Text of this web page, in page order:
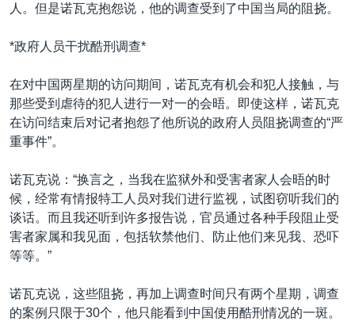
航
转
检
索
中东
欧洲
美洲
全球议题
人权·法律·宗教
科教·文娱·体健
劳工
环境
热点专题
白宫要闻
美中关系
美国建国250周年
美国之音专访
重要讲话与声明
台海两岸关系
关注西藏
VOA视频
中文广播
关注我们
其他语言网站
人。但是诺瓦克抱怨说，他的调查受到了中国当局的阻挠。
*政府人员干扰酷刑调查*
在对中国两星期的访问期间，诺瓦克有机会和犯人接触，与
那些受到虐待的犯人进行一对一的会晤。即使这样，诺瓦克
在访问结束后对记者抱怨了他所说的政府人员阻挠调查的“严
重事件”。
诺瓦克说：“换言之，当我在监狱外和受害者家人会晤的时
候，经常有情报特工人员对我们进行监视，试图窃听我们的
谈话。而且我还听到许多报告说，官员通过各种手段阻止受
害者家属和我见面，包括软禁他们、防止他们来见我、恐吓
等等。”
诺瓦克说，这些阻挠，再加上调查时间只有两个星期，调查
的案例只限于30个，他只能看到中国使用酷刑情况的一斑。